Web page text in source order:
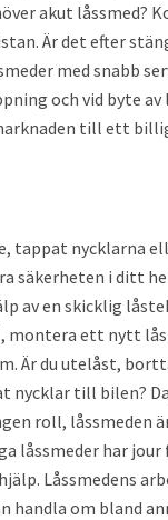
akut låssmed?
Är det efter
med snabb
och vid byte av
till ett
tappat nycklarna
säkerheten i ditt
av en skicklig
montera ett nytt
Är du utelåst,
nycklar till bilen?
roll, låssmeden
låssmeder har
Låssmedens
handla om bland